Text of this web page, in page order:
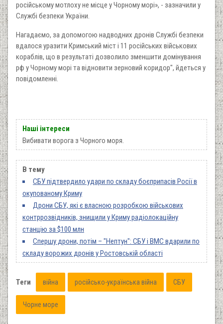
російському мотлоху не місце у Чорному морі», - зазначили у
Службі безпеки України.
Нагадаємо, за допомогою надводних дронів Службі безпеки
вдалося уразити Кримський міст і 11 російських військових
кораблів, що в результаті дозволило зменшити домінування
рф у Чорному морі та відновити зерновий коридор", йдеться у
повідомленні.
Наші інтереси
Вибивати ворога з Чорного моря.
В тему
СБУ підтвердило удари по складу боєприпасів Росії в
окупованому Криму
Дрони СБУ, які є власною розробкою військових
контррозвідників, знищили у Криму радіолокаційну
станцію за $100 млн
Спершу дрони, потім – "Нептун": СБУ і ВМС вдарили по
складу ворожих дронів у Ростовській області
Теги війна російсько-українська війна СБУ
Чорне море